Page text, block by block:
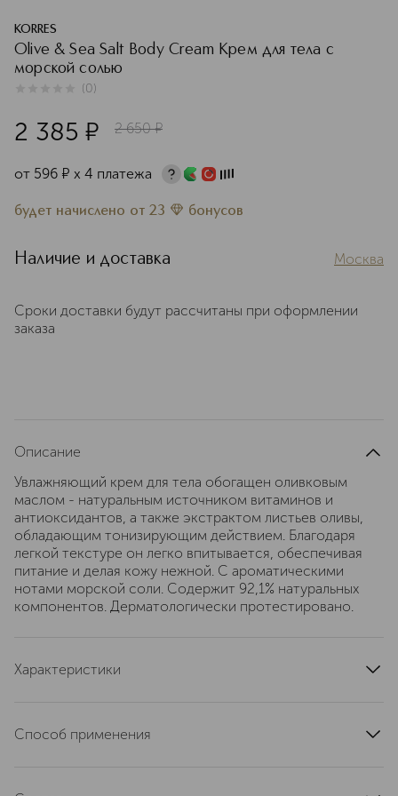
KORRES
Olive & Sea Salt Body Cream Крем для тела с
морской солью
(0)
2 385 ¤ 2 650 ¤
от 596 ¤ х 4 платежа
будет начислено от 23 бонусов
Наличие и доставка Москва
Сроки доставки будут рассчитаны при оформлении
заказа
Описание
Увлажняющий крем для тела обогащен оливковым
маслом - натуральным источником витаминов и
антиоксидантов, а также экстрактом листьев оливы,
обладающим тонизирующим действием. Благодаря
легкой текстуре он легко впитывается, обеспечивая
питание и делая кожу нежной. С ароматическими
нотами морской соли. Содержит 92,1% натуральных
компонентов. Дерматологически протестировано.
Характеристики
Способ применения